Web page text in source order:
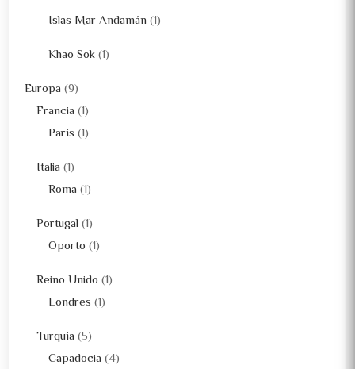
Islas Mar Andamán (1)
Khao Sok(1)
Europa (9)
Francia (1)
París (1)
Italia (1)
Roma (1)
Portugal(1)
Oporto (1)
Reino Unido (1)
Londres (1)
Turquía (5)
Capadocia (4)